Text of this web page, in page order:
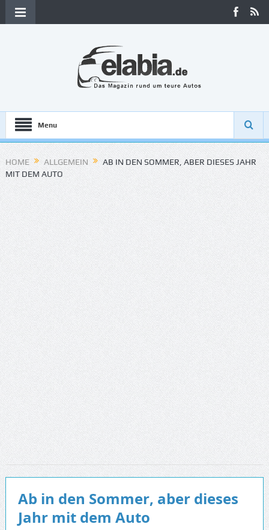
Menu
HOME ALLGEMEIN
AB IN DEN SOMMER, ABER DIESES JAHR
MIT DEM AUTO
Ab in den Sommer, aber dieses
Jahr mit dem Auto